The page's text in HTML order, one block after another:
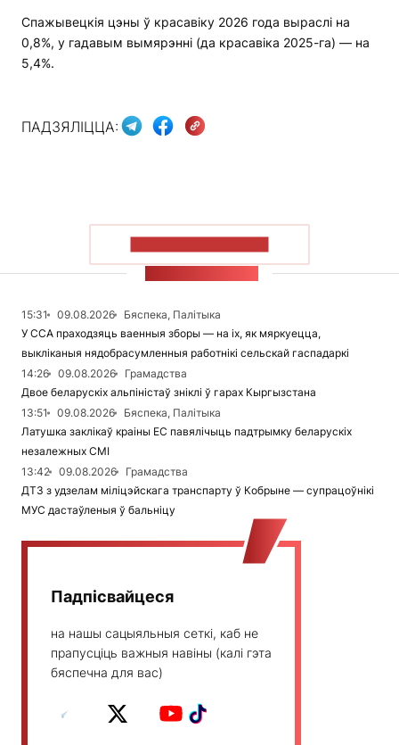
Спажывецкія цэны ў красавіку 2026 года выраслі на
0,8%, у гадавым вымярэнні (да красавіка 2025-га) — на
5,4%.
ПАДЗЯЛІЦЦА:
15:31 09.08.2026
Бяспека, Палітыка
У ССА праходзяць ваенныя зборы — на іх, як мяркуецца,
выкліканыя нядобрасумленныя работнікі сельскай гаспадаркі
14:26
09.08.2026
Грамадства
Двое беларускіх альпіністаў зніклі ў гарах Кыргызстана
13:51
09.08.2026
Бяспека, Палітыка
Латушка заклікаў краіны ЕС павялічыць падтрымку беларускіх
незалежных СМІ
13:42
09.08.2026
Грамадства
ДТЗ з удзелам міліцэйскага транспарту ў Кобрыне — супрацоўнікі
МУС дастаўленыя ў бальніцу
Падпісвайцеся
на нашы сацыяльныя сеткі, каб не
прапусціць важныя навіны (калі гэта
бяспечна для вас)